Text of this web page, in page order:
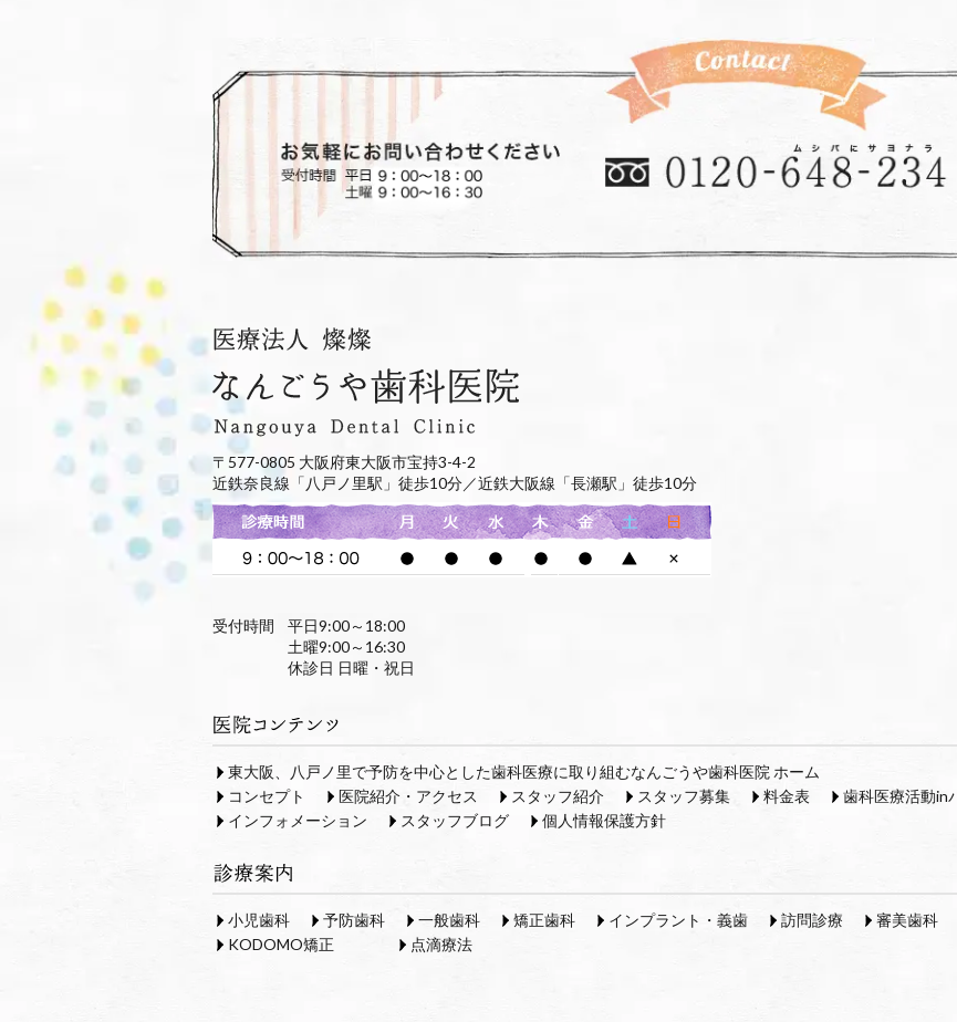
〒577-0805 大阪府東大阪市宝持3-4-2
近鉄奈良線「八戸ノ里駅」徒歩10分／近鉄大阪線「長瀬駅」徒歩10分
受付時間
平日9:00～18:00
土曜9:00～16:30
休診日 日曜・祝日
東大阪、八戸ノ里で予防を中心とした歯科医療に取り組むなんごうや歯科医院 ホーム
コンセプト
医院紹介・アクセス スタッフ紹介 スタッフ募集 料金表 歯科医療活動in
インフォメーション
スタッフブログ 個人情報保護方針
小児歯科 予防歯科 一般歯科 矯正歯科 インプラント・義歯 訪問診療 審美歯科
KODOMO矯正
点滴療法